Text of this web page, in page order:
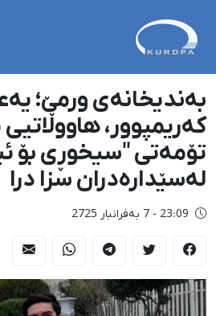
بەندیخانەی ورمێ؛
کەریمپوور،
تۆمەتی "سیخوڕی بۆ
لەسێدارەدران سزا درا
23:09 - 7 بەفرانبار 2725